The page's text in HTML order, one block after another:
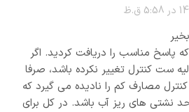
پاسخ مناسب را دریافت کردید. اگر
ست کنترل تغییر نکرده باشد، صرفا
مصارف کم را نادیده می گیرد که
نشتی های ریز آب باشد. در کل برای